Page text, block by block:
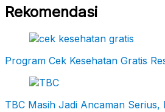
Rekomendasi
Program Cek Kesehatan Gratis
TBC Masih Jadi Ancaman